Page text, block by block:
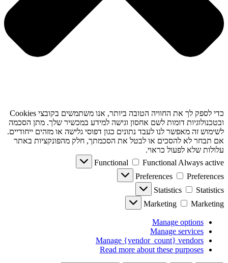
כדי לספק לך את החוויה הטובה ביותר, אנו משתמשים בקובצי Cookies
ובטכנולוגיות דומות לשם אחסון וגישה למידע במכשיר שלך. מתן הסכמה
לשימוש זה מאפשר לנו לעבד נתונים כגון דפוסי גלישה או מזהים ייחודיים.
אם תבחר לא להסכים או לבטל את הסכמתך, חלק מהפונקציות באתר
עלולות שלא לפעול כראוי.
Functional
FunctionalAlways active
Preferences
Preferences
Statistics
Statistics
Marketing
Marketing
Manage options
Manage services
Manage {vendor_count} vendors
Read more about these purposes